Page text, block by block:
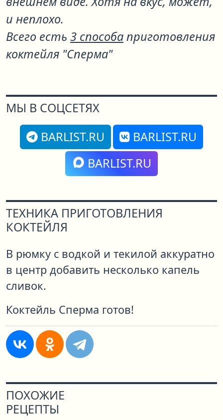
и неплохо.
Всего есть 3 способаприготовления
коктейля "Сперма"
МЫ В СОЦСЕТЯХ
BARLIST.RU
BARLIST.RU
BARLIST.RU
ТЕХНИКА ПРИГОТОВЛЕНИЯ
КОКТЕЙЛЯ
В рюмку с водкой и текилой аккуратно
в центр добавить несколько капель
сливок.
Коктейль Сперма готов!
ПОХОЖИЕ
РЕЦЕПТЫ